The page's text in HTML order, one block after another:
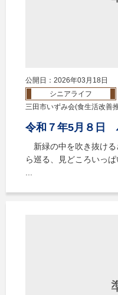
公開日：2026年03月18日
シニアライフ
三田市いずみ会(食生活改善
令和７年5月８日
新緑の中を吹き抜ける
ら巡る、見どころいっ